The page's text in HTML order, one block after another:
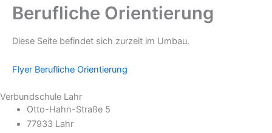
Berufliche Orientierung
Diese Seite befindet sich zurzeit im Umbau.
Flyer Berufliche Orientierung
Verbundschule Lahr
Otto-Hahn-Straße 5
77933 Lahr